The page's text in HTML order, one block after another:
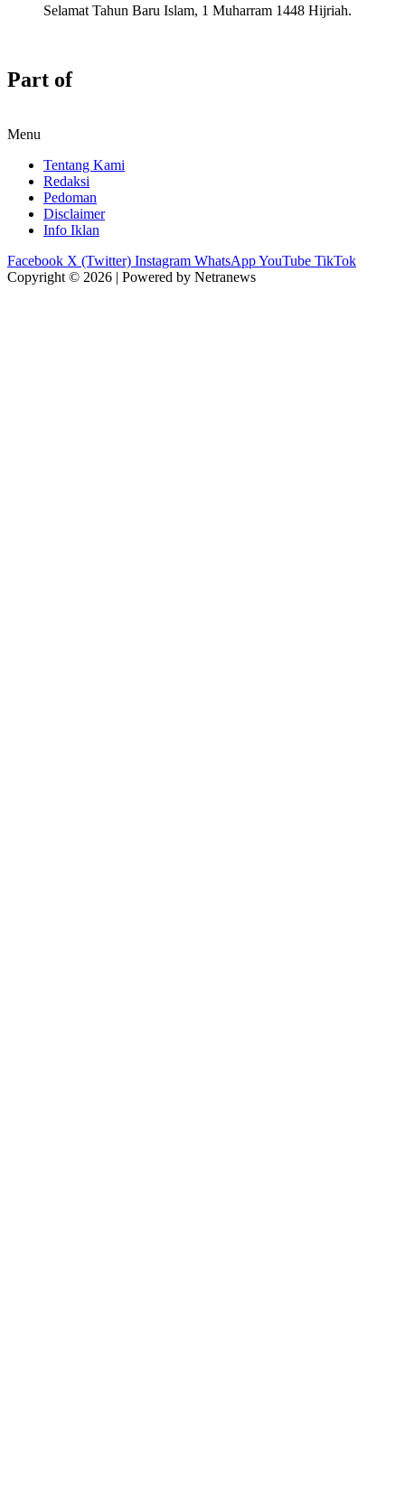
Selamat Tahun Baru Islam, 1 Muharram 1448 Hijriah.
Part of
Menu
Tentang Kami
Redaksi
Pedoman
Disclaimer
Info Iklan
Facebook X (Twitter) Instagram WhatsAppYouTube TikTok
Copyright © 2026 | Powered by Netranews